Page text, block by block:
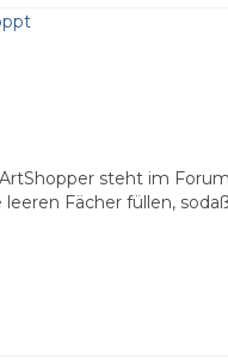
steht im
Fächer füllen,